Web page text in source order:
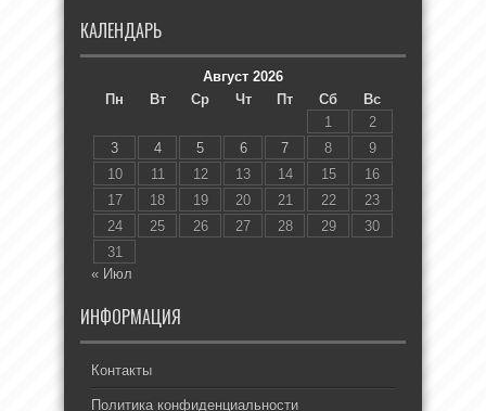
КАЛЕНДАРЬ
Август 2026
Пн
Вт Ср Чт Пт Сб
Вс
1
2
3
4 5 6 7 8
9
10
11 12 13 14 15
16
17
18 19 20 21 22
23
24
25 26 27 28 29
30
31
« Июл
ИНФОРМАЦИЯ
Контакты
Политика конфиденциальности